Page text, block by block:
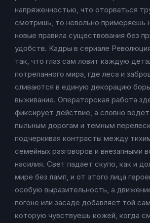
напряженностью, что оторваться
смотришь, то невольно примеряешь
новые правила существования без
удобств. Кадры в сериале
так, что глаз сам ловит каждую
потрепанного мира, где леса и
сливаются в единую декорацию
выживание. Операторская работа
фиксирует действие, а словно ведет
пыльным дорогам и темным
подчеркивая контрасты между
семейных разговоров и внезапными
насилия. Свет падает скупо, как и
мире без ламп, и от этого лица
особую выразительность, а
погоне или засаде добавляет той
которую чувствуешь кожей, когда